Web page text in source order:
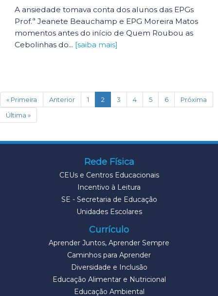
A ansiedade tomava conta dos alunos das EPGs
Prof.ª Jeanete Beauchamp e EPG Moreira Matos
momentos antes do início de Quem Roubou as
Cebolinhas do... [saiba mais]
« Primeira Anterior 1 2 (current)
3 4 5 6
Próxima
Última »
Rede Física
CEUs e Centros Educacionais
Incentivo à Leitura
SE - Secretaria de Educação
Unidades Escolares
Currículo
Aprender Juntos, Aprender Sempre
Caminhos para Aprender
Diversidade e Inclusão
Educação Alimentar e Nutricional
Educação Ambiental